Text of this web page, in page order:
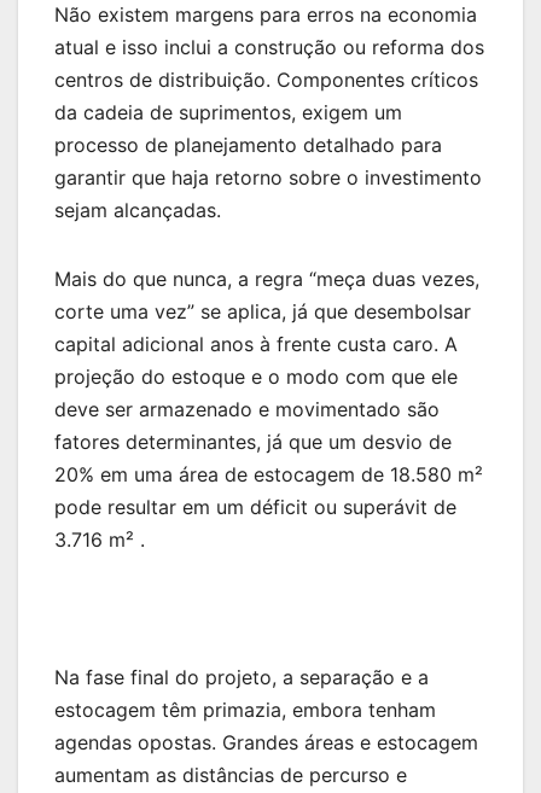
Não existem margens para erros na economia
atual e isso inclui a construção ou reforma dos
centros de distribuição. Componentes críticos
da cadeia de suprimentos, exigem um
processo de planejamento detalhado para
garantir que haja retorno sobre o investimento
sejam alcançadas.
Mais do que nunca, a regra “meça duas vezes,
corte uma vez” se aplica, já que desembolsar
capital adicional anos à frente custa caro. A
projeção do estoque e o modo com que ele
deve ser armazenado e movimentado são
fatores determinantes, já que um desvio de
20% em uma área de estocagem de 18.580 m²
pode resultar em um déficit ou superávit de
3.716 m² .
Na fase final do projeto, a separação e a
estocagem têm primazia, embora tenham
agendas opostas. Grandes áreas e estocagem
aumentam as distâncias de percurso e